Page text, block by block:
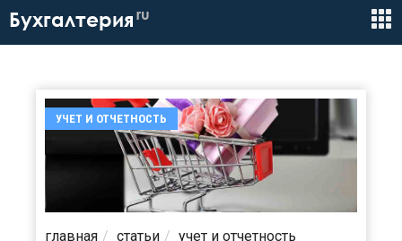
Бухгалтерия ru
УЧЕТ И ОТЧЕТНОСТЬ
главная статьи учет и отчетность